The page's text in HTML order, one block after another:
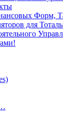
Форм,
для